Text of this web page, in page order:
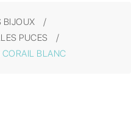
BIJOUX
PUCES
BLANC